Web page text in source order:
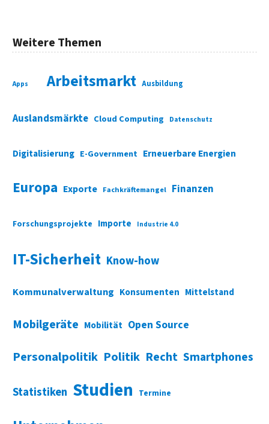
Weitere Themen
Apps Arbeitsmarkt Ausbildung
Auslandsmärkte Cloud Computing Datenschutz
Digitalisierung E-Government Erneuerbare Energien
Europa Exporte Fachkräftemangel Finanzen
Forschungsprojekte Importe Industrie 4.0
IT-Sicherheit Know-how
Kommunalverwaltung Konsumenten Mittelstand
Mobilgeräte Mobilität Open Source
Personalpolitik Politik Recht Smartphones
Statistiken Studien Termine